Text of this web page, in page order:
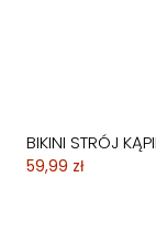
BIKINI STRÓJ
59,99 zł